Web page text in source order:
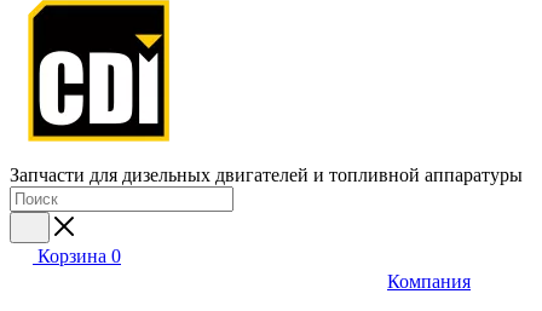
Запчасти для дизельных двигателей и топливной аппаратуры
Корзина 0
Компания